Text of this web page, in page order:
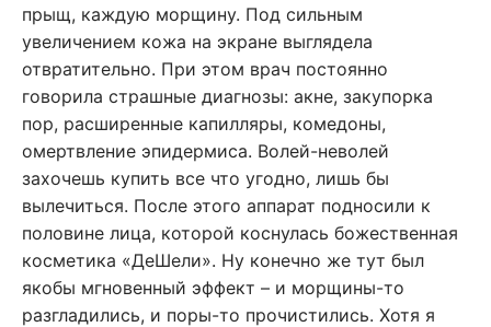
прыщ, каждую морщину. Под сильным
увеличением кожа на экране выглядела
отвратительно. При этом врач постоянно
говорила страшные диагнозы: акне, закупорка
пор, расширенные капилляры, комедоны,
омертвление эпидермиса. Волей-неволей
захочешь купить все что угодно, лишь бы
вылечиться. После этого аппарат подносили к
половине лица, которой коснулась божественная
косметика «ДеШели». Ну конечно же тут был
якобы мгновенный эффект – и морщины-то
разгладились, и поры-то прочистились. Хотя я